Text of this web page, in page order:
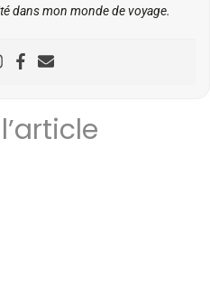
dans mon monde de voyage.